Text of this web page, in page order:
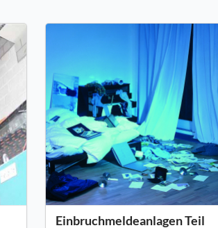
Einbruchmeldeanlagen Teil